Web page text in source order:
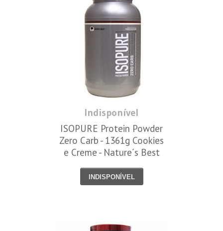
Indisponível
ISOPURE Protein Powder
Zero Carb - 1361g Cookies
e Creme - Nature´s Best
INDISPONÍVEL